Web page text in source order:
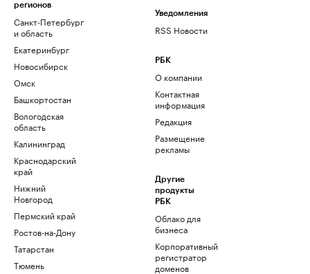
регионов
Санкт-Петербург
и область
Екатеринбург
Новосибирск
Омск
Башкортостан
Вологодская
область
Калининград
Краснодарский
край
Нижний
Новгород
Пермский край
Ростов-на-Дону
Татарстан
Тюмень
Уведомления
RSS Новости
РБК
О компании
Контактная
информация
Редакция
Размещение
рекламы
Другие
продукты
РБК
Облако для
бизнеса
Корпоративный
регистратор
доменов